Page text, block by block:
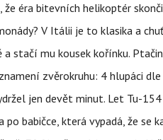
že éra bitevních helikoptér
V Itálii je to klasika a
a stačí mu kousek kořínku.
zvěrokruhu: 4 hlupáci
jen devět minut. Let Tu-
po babičce, která vypadá, že